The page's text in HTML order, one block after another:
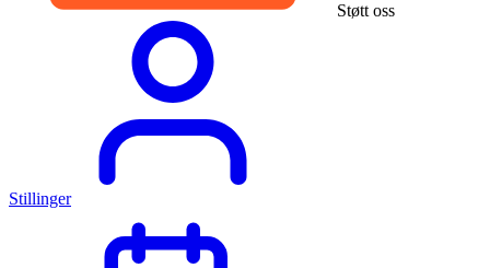
Støtt oss
Stillinger